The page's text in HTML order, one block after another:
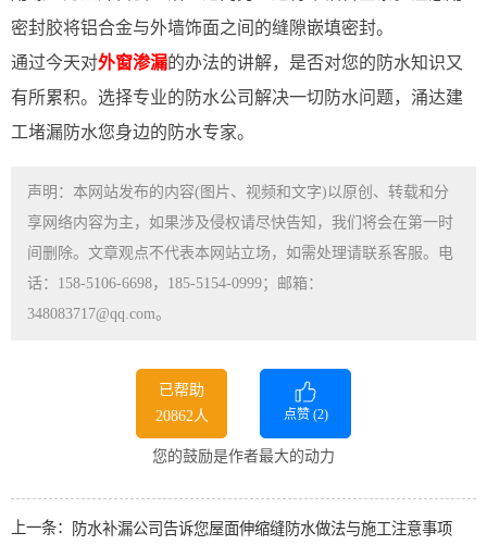
密封胶将铝合金与外墙饰面之间的缝隙嵌填密封。
通过今天对外窗渗漏的办法的讲解，是否对您的防水知识又
有所累积。选择专业的防水公司解决一切防水问题，涌达建
工堵漏防水您身边的防水专家。
声明：本网站发布的内容(图片、视频和文字)以原创、转载和分
享网络内容为主，如果涉及侵权请尽快告知，我们将会在第一时
间删除。文章观点不代表本网站立场，如需处理请联系客服。电
话：158-5106-6698，185-5154-0999；邮箱：
348083717@qq.com。
已帮助
20862人
点赞 (2)
您的鼓励是作者最大的动力
上一条：
防水补漏公司告诉您屋面伸缩缝防水做法与施工注意事项